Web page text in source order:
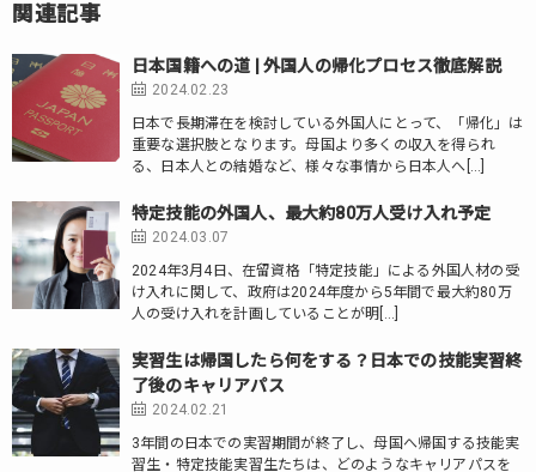
関連記事
日本国籍への道 | 外国人の帰化プロセス徹底解説
2024.02.23
日本で長期滞在を検討している外国人にとって、「帰化」は
重要な選択肢となります。母国より多くの収入を得られ
る、日本人との結婚など、様々な事情から日本人へ[…]
特定技能の外国人、最大約80万人受け入れ予定
2024.03.07
2024年3月4日、在留資格「特定技能」による外国人材の受
け入れに関して、政府は2024年度から5年間で最大約80万
人の受け入れを計画していることが明[…]
実習生は帰国したら何をする？日本での技能実習終
了後のキャリアパス
2024.02.21
3年間の日本での実習期間が終了し、母国へ帰国する技能実
習生・特定技能実習生たちは、どのようなキャリアパスを